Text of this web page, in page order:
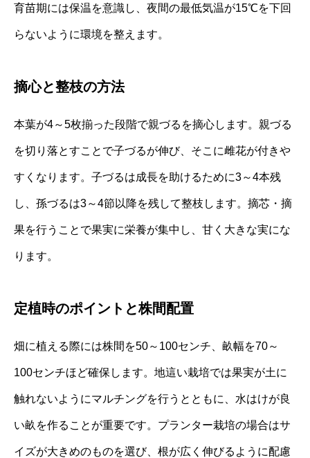
育苗期には保温を意識し、夜間の最低気温が15℃を下回
らないように環境を整えます。
摘心と整枝の方法
本葉が4～5枚揃った段階で親づるを摘心します。親づる
を切り落とすことで子づるが伸び、そこに雌花が付きや
すくなります。子づるは成長を助けるために3～4本残
し、孫づるは3～4節以降を残して整枝します。摘芯・摘
果を行うことで果実に栄養が集中し、甘く大きな実にな
ります。
定植時のポイントと株間配置
畑に植える際には株間を50～100センチ、畝幅を70～
100センチほど確保します。地這い栽培では果実が土に
触れないようにマルチングを行うとともに、水はけが良
い畝を作ることが重要です。プランター栽培の場合はサ
イズが大きめのものを選び、根が広く伸びるように配慮